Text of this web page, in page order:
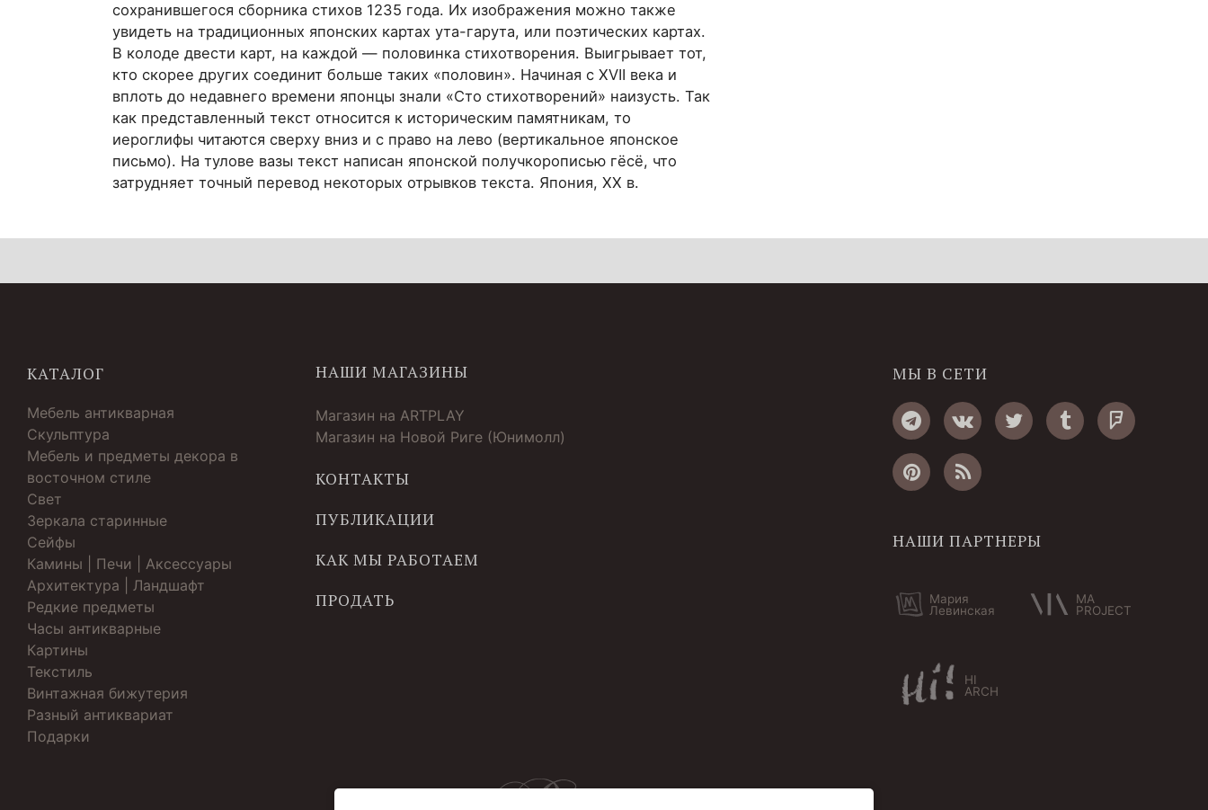
сохранившегося сборника стихов 1235 года. Их изображения можно также
увидеть на традиционных японских картах ута-гарута, или поэтических картах.
В колоде двести карт, на каждой — половинка стихотворения. Выигрывает тот,
кто скорее других соединит больше таких «половин». Начиная с XVII века и
вплоть до недавнего времени японцы знали «Сто стихотворений» наизусть. Так
как представленный текст относится к историческим памятникам, то
иероглифы читаются сверху вниз и с право на лево (вертикальное японское
письмо). На тулове вазы текст написан японской получкорописью гёсё, что
затрудняет точный перевод некоторых отрывков текста. Япония, ХХ в.
КАТАЛОГ
Мебель антикварная
Скульптура
Мебель и предметы декора в
восточном стиле
Свет
Зеркала старинные
Cейфы
Камины | Печи | Аксессуары
Архитектура | Ландшафт
Редкие предметы
Часы антикварные
Картины
Текстиль
Винтажная бижутерия
Разный антиквариат
Подарки
НАШИ МАГАЗИНЫ
Магазин на ARTPLAY
Магазин на Новой Риге (Юнимолл)
КОНТАКТЫ
ПУБЛИКАЦИИ
КАК МЫ РАБОТАЕМ
ПРОДАТЬ
МЫ В СЕТИ
НАШИ ПАРТНЕРЫ
Мария
Левинская
MA
PROJECT
HI
ARCH